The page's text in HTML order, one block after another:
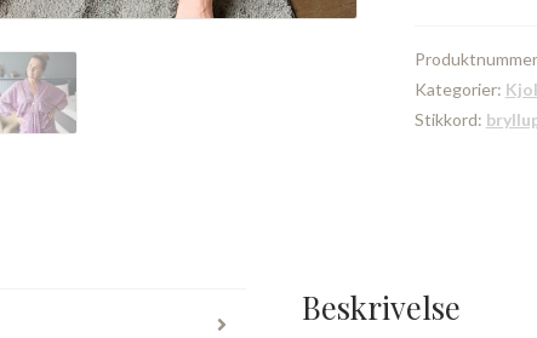
Kategorier:
Stikkord:
Beskrivelse